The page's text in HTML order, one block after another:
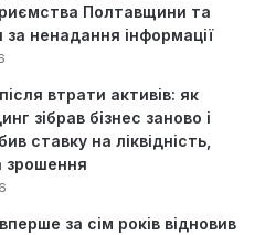
Полтавщини та
за ненадання інформації
втрати активів: як
зібрав бізнес заново і
ставку на ліквідність,
зрошення
за сім років відновив